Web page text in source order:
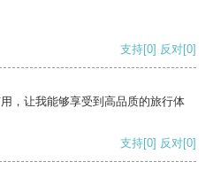
支持[0] 反对[0]
，让我能够享受到高品质的旅行体
支持[0] 反对[0]